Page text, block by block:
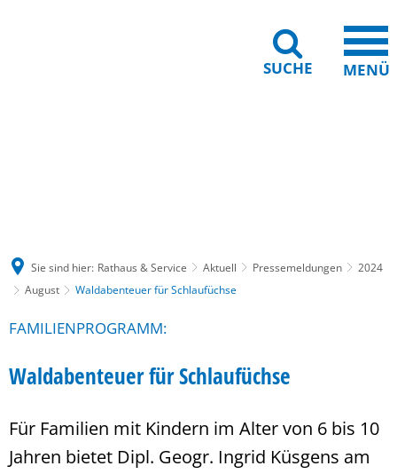
SUCHE MENÜ
Sie sind hier: Rathaus & Service Aktuell Pressemeldungen
2024
August
Waldabenteuer für Schlaufüchse
FAMILIENPROGRAMM:
Waldabenteuer für Schlaufüchse
Für Familien mit Kindern im Alter von 6 bis 10
Jahren bietet Dipl. Geogr. Ingrid Küsgens am